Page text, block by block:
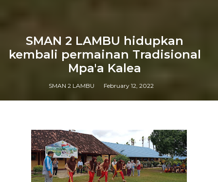
SMAN 2 LAMBU hidupkan
kembali permainan Tradisional
Mpa'a Kalea
SMAN 2 LAMBU February 12, 2022